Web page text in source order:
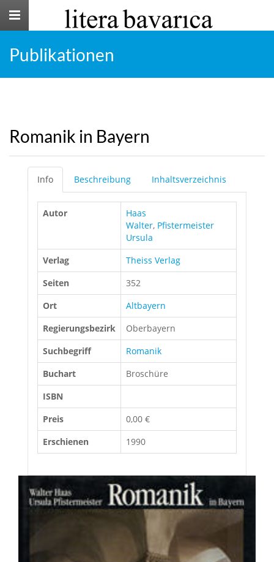
Toggle
Publikationen
Romanik in Bayern
Info Beschreibung Inhaltsverzeichnis
Autor
Haas
Walter, Pfistermeister
Ursula
Verlag
Theiss Verlag
Seiten
352
Ort
Altbayern
Regierungsbezirk
Oberbayern
Suchbegriff
Romanik
Buchart
Broschüre
ISBN
Preis
0,00 €
Erschienen
1990